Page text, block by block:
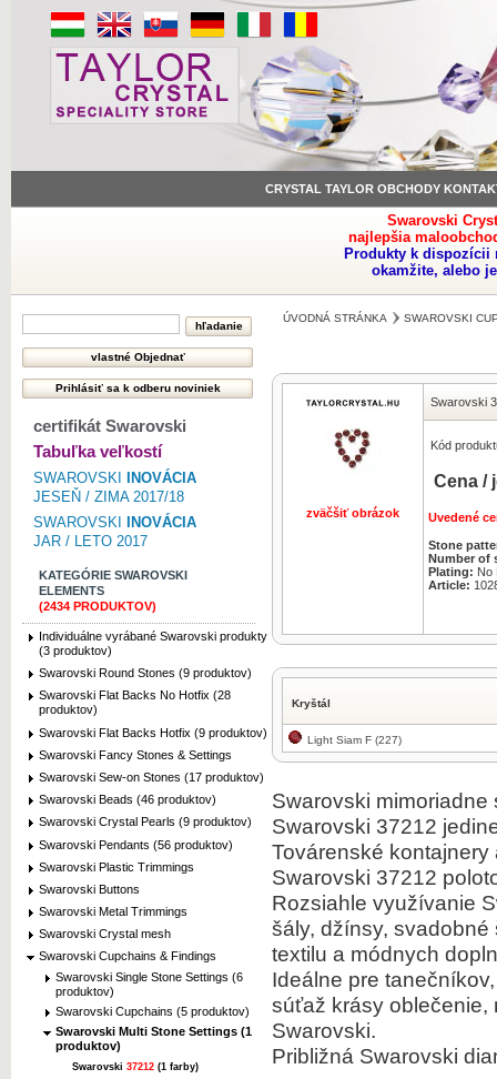
CRYSTAL TAYLOR OBCHODY
Swarovski
najlepšia
Produkty k dispozícii
okamžite, alebo
certifikát Swarovski
Tabuľka veľkostí
SWAROVSKI
INOVÁCIA
JESEŇ / ZIMA 2017/18
SWAROVSKI
INOVÁCIA
JAR / LETO 2017
KATEGÓRIE SWAROVSKI
ELEMENTS
(2434 PRODUKTOV)
Individuálne vyrábané Swarovski produkty
(3 produktov)
Swarovski Round Stones (9 produktov)
Swarovski Flat Backs No Hotfix (28
produktov)
Swarovski Flat Backs Hotfix (9 produktov)
Swarovski Fancy Stones & Settings
Swarovski Sew-on Stones (17 produktov)
Swarovski Beads (46 produktov)
Swarovski Crystal Pearls (9 produktov)
Swarovski Pendants (56 produktov)
Swarovski Plastic Trimmings
Swarovski Buttons
Swarovski Metal Trimmings
Swarovski Crystal mesh
Swarovski Cupchains & Findings
Swarovski Single Stone Settings (6
produktov)
Swarovski Cupchains (5 produktov)
Swarovski Multi Stone Settings (1
produktov)
Swarovski 37212 (1 farby)
ÚVODNÁ STRÁNKA SWAROVSKI
zväčšiť obrázok
Swarovski
Kód
Cena /
Uvedené
Stone
Number of
Plating: No
Article:
Kryštál
Light Siam F (227)
Swarovski
Swarovski 37212
Továrenské
Swarovski 37212
Rozsiahle využívanie
šály, džínsy,
textilu a módnych
Ideálne pre
súťaž krásy oblečenie,
Swarovski.
Približná Swarovski